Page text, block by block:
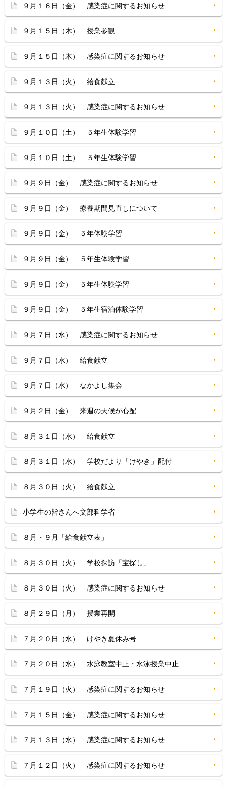
９月１６日（金） 感染症に関するお知らせ
９月１５日（木） 授業参観
９月１５日（木） 感染症に関するお知らせ
９月１３日（火） 給食献立
９月１３日（火） 感染症に関するお知らせ
９月１０日（土） ５年生体験学習
９月１０日（土） ５年生体験学習
９月９日（金） 感染症に関するお知らせ
９月９日（金） 療養期間見直しについて
９月９日（金） ５年体験学習
９月９日（金） ５年生体験学習
９月９日（金） ５年生体験学習
９月９日（金） ５年生宿泊体験学習
９月７日（水） 感染症に関するお知らせ
９月７日（水） 給食献立
９月７日（水） なかよし集会
９月２日（金） 来週の天候が心配
８月３１日（水） 給食献立
８月３１日（水） 学校だより「けやき」配付
８月３０日（火） 給食献立
小学生の皆さんへ文部科学省
８月・９月「給食献立表」
８月３０日（火） 学校探訪「宝探し」
８月３０日（火） 感染症に関するお知らせ
８月２９日（月） 授業再開
７月２０日（水） けやき夏休み号
７月２０日（水） 水泳教室中止・水泳授業中止
７月１９日（火） 感染症に関するお知らせ
７月１５日（金） 感染症に関するお知らせ
７月１３日（水） 感染症に関するお知らせ
７月１２日（火） 感染症に関するお知らせ